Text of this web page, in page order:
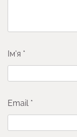
Ім'я *
Email *